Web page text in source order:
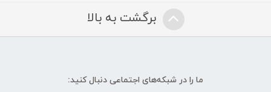
برگشت به بالا
ما را در شبکه‌های اجتماعی دنبال کنید: